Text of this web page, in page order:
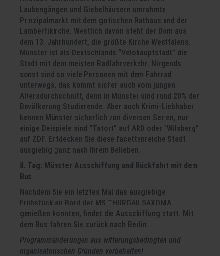
Laubengängen und Giebelhäusern umrahmte
Prinzipalmarkt mit dem gotischen Rathaus und der
Lambertikirche. Westlich davon steht der Dom aus
dem 13. Jahrhundert, die größte Kirche Westfalens.
Münster ist als Deutschlands “Velohauptstadt” die
Stadt mit dem meisten Radfahrverkehr. Nirgends
sonst sind so viele Personen mit dem Fahrrad
unterwegs, das kommt sicher auch vom jungen
Altersdurchschnitt, denn in Münster sind rund 20% der
Bevölkerung Studierende. Aber auch Krimi-Liebhaber
kennen Münster sicherlich von diversen Serien, nur
einige Beispiele sind “Tatort” auf ARD oder “Wilsberg”
auf ZDF. Entdecken Sie diese facettenreiche Stadt
ausgiebig ganz nach Ihrem Belieben.
8. Tag: Münster Ausschiffung und Rückfahrt mit dem
Bus
Nachdem Sie ein letztes Mal das ausgiebige
Frühstück an Bord der MS THURGAU SAXONIA
genießen konnten, findet die Ausschiffung statt. Mit
dem Bus fahren Sie zurück nach Berlin.
Programmänderungen aus witterungsbedingten und
organisatorischen Gründen vorbehalten!